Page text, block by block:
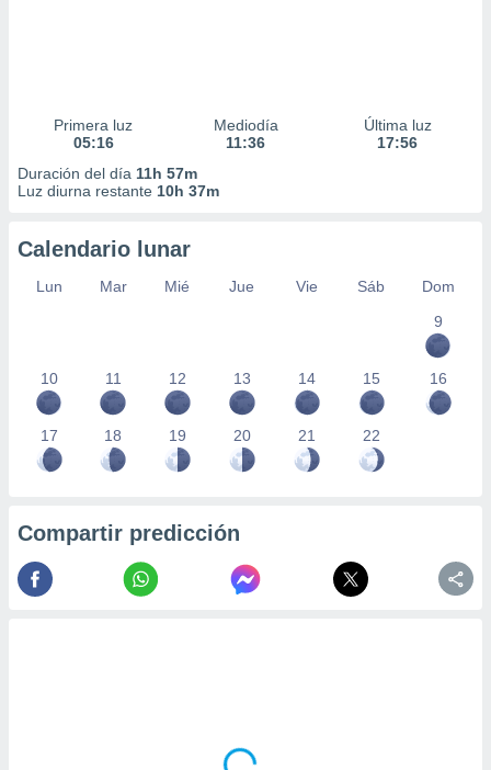
Primera luz
05:16
Mediodía
11:36
Última luz
17:56
Duración del día 11h 57m
Luz diurna restante 10h 37m
Calendario lunar
Lun Mar Mié Jue Vie Sáb
Dom
9
10 11 12 13 14 15 16
17 18 19 20 21 22
Compartir predicción